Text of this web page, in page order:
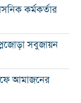
কর্মকর্তার
সবুজায়ন
আমাজনের